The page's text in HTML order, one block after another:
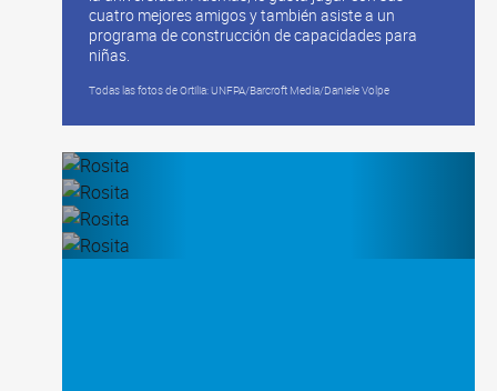
cuatro mejores amigos y también asiste a un
programa de construcción de capacidades para
niñas.
Todas las fotos de Ortilia: UNFPA/Barcroft Media/Daniele Volpe